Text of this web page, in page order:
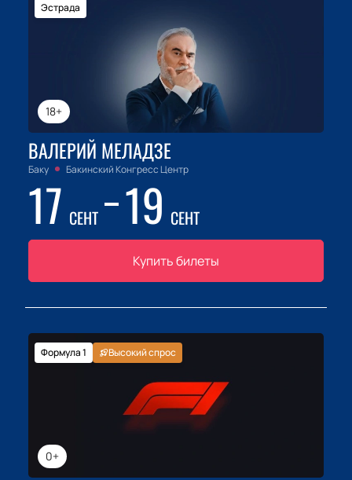
18+
Эстрада
ВАЛЕРИЙ МЕЛАДЗЕ
Баку Бакинский Конгресс Центр
17 СЕНТ 19 СЕНТ
Купить билеты
0+
Формула 1 Высокий спрос